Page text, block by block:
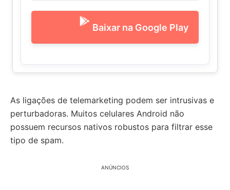
Baixar na Google Play
As ligações de telemarketing podem ser intrusivas e
perturbadoras. Muitos celulares Android não
possuem recursos nativos robustos para filtrar esse
tipo de spam.
ANÚNCIOS